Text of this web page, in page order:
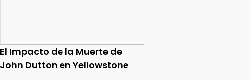
El Impacto de la Muerte de
John Dutton en Yellowstone